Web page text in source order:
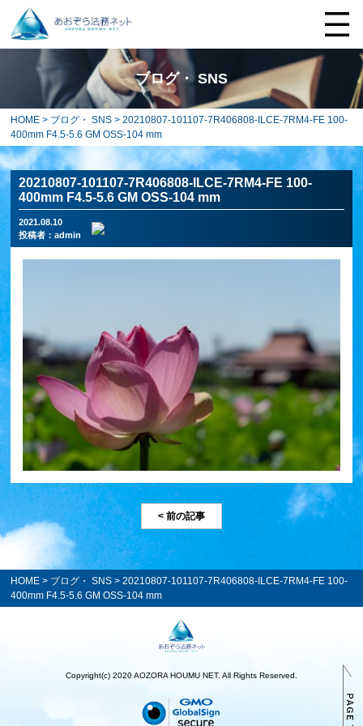
ブログ・ SNS
HOME > ブログ・ SNS > 20210807-101107-7R406808-ILCE-7RM4-FE 100-
400mm F4.5-5.6 GM OSS-104 mm
20210807-101107-7R406808-ILCE-7RM4-FE 100-
400mm F4.5-5.6 GM OSS-104 mm
2021.08.10
投稿者：admin
< 前の記事
HOME > ブログ・ SNS > 20210807-101107-7R406808-ILCE-7RM4-FE 100-
400mm F4.5-5.6 GM OSS-104 mm
Copyright(c) 2020 AOZORA HOUMU NET. All Rights Reserved.